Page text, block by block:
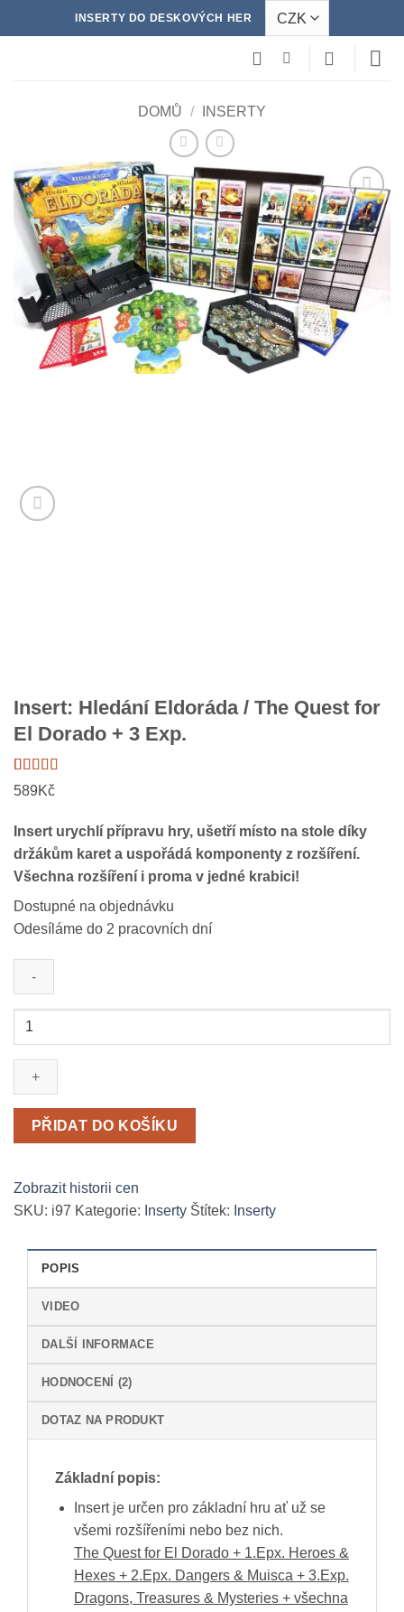
na
INSERTY DO DESKOVÝCH HER
DOMŮ / INSERTY
Insert: Hledání Eldoráda / The Quest for
El Dorado + 3 Exp.
Hodnoceno
5 z 5 na
2
hodnocení
zákazníků
589Kč
Insert urychlí přípravu hry, ušetří místo na stole díky
držákům karet a uspořádá komponenty z rozšíření.
Všechna rozšíření i proma v jedné krabici!
Dostupné na objednávku
Odesíláme do 2 pracovních dní
Insert:
Eldoráda
Quest
for
Dorado
+
Exp.
množství
PŘIDAT DO KOŠÍKU
Zobrazit historii cen
SKU: i97 Kategorie: Inserty Štítek: Inserty
POPIS
VIDEO
DALŠÍ INFORMACE
HODNOCENÍ (2)
DOTAZ NA PRODUKT
Základní popis:
Insert je určen pro základní hru ať už se
všemi rozšířeními nebo bez nich.
The Quest for El Dorado + 1.Epx. Heroes &
Hexes + 2.Epx. Dangers & Muisca + 3.Exp.
Dragons, Treasures & Mysteries + všechna